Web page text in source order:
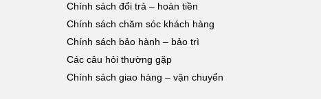
Chính sách đổi trả – hoàn tiền
Chính sách chăm sóc khách hàng
Chính sách bảo hành – bảo trì
Các câu hỏi thường gặp
Chính sách giao hàng – vận chuyển